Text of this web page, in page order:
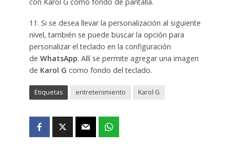
11. Si se desea llevar la personalización al siguiente
nivel, también se puede buscar la opción para
personalizar el teclado en la configuración
de WhatsApp. Allí se permite agregar una imagen
de Karol G como fondo del teclado.
Etiquetas entretenimiento Karol G